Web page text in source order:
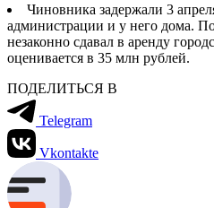
Чиновника задержали 3
администрации и у него дома.
незаконно сдавал в аренду
оценивается в 35 млн рублей.
ПОДЕЛИТЬСЯ В
Telegram
Vkontakte